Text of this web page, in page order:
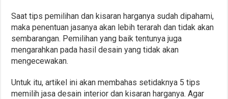
Saat tips pemilihan dan kisaran harganya sudah dipahami,
maka penentuan jasanya akan lebih terarah dan tidak akan
sembarangan. Pemilihan yang baik tentunya juga
mengarahkan pada hasil desain yang tidak akan
mengecewakan.
Untuk itu, artikel ini akan membahas setidaknya 5 tips
memilih jasa desain interior dan kisaran harganya. Agar